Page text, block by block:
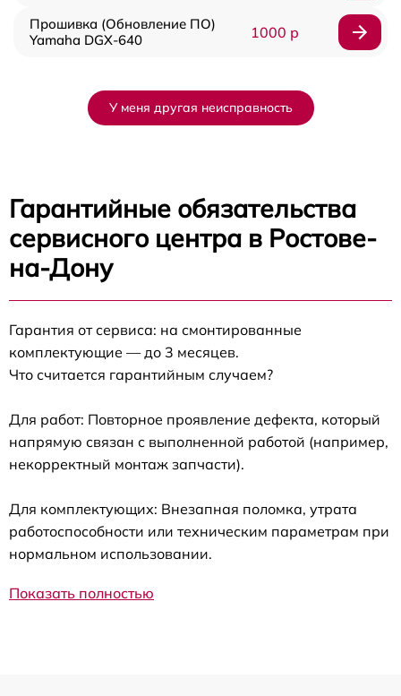
Прошивка (Обновление ПО)
Yamaha DGX-640
1000 р
У меня другая неисправность
Гарантийные обязательства
сервисного центра в Ростове-
на-Дону
Гарантия от сервиса: на смонтированные
комплектующие — до 3 месяцев.
Что считается гарантийным случаем?
Для работ: Повторное проявление дефекта, который
напрямую связан с выполненной работой (например,
некорректный монтаж запчасти).
Для комплектующих: Внезапная поломка, утрата
работоспособности или техническим параметрам при
нормальном использовании.
Показать полностью